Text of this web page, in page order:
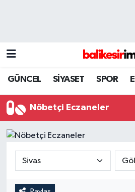
GÜNCEL SİYASET SPOR
Nöbetçi Eczaneler